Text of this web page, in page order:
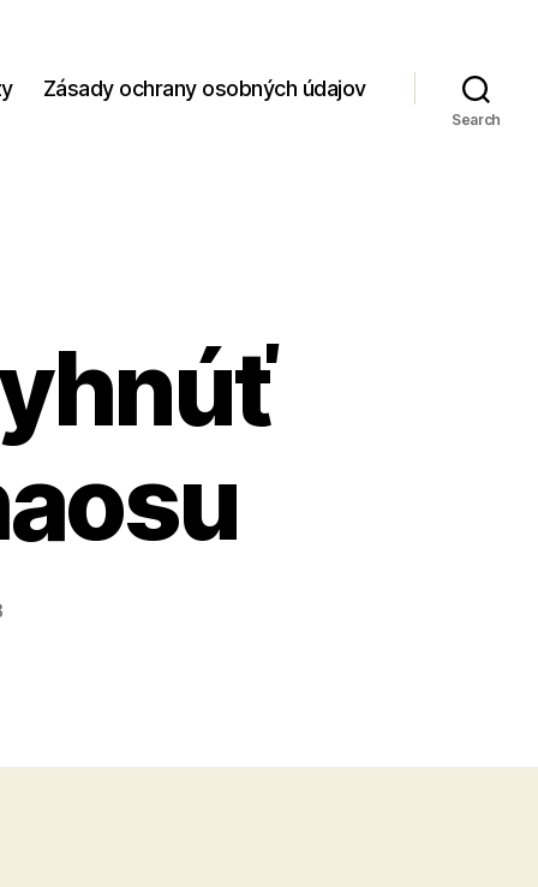
Zásady ochrany osobných údajov
Search